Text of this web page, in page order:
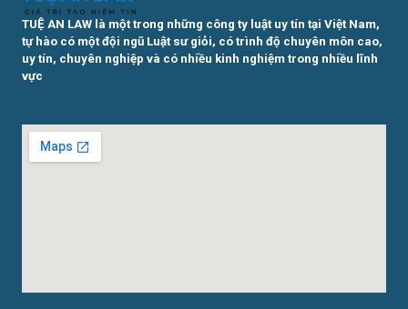
TUỆ AN LAW là một trong những công ty luật uy tín tại Việt Nam,
tự hào có một đội ngũ Luật sư giỏi, có trình độ chuyên môn cao,
uy tín, chuyên nghiệp và có nhiều kinh nghiệm trong nhiều lĩnh
vực